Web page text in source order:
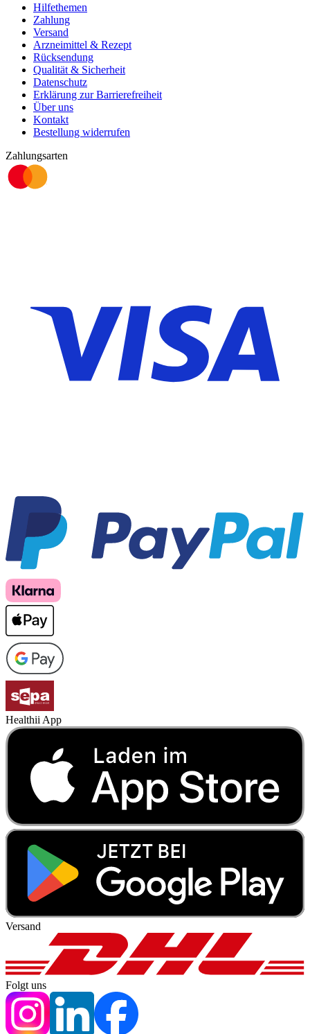
Hilfethemen
Zahlung
Versand
Arzneimittel & Rezept
Rücksendung
Qualität & Sicherheit
Datenschutz
Erklärung zur Barrierefreiheit
Über uns
Kontakt
Bestellung widerrufen
Zahlungsarten
Healthii App
Versand
Folgt uns